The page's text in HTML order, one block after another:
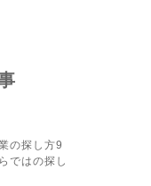
の探し方9
ではの探し